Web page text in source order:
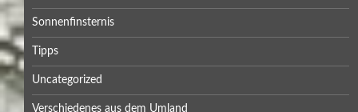
Sonnenfinsternis
Tipps
Uncategorized
Verschiedenes aus dem Umland